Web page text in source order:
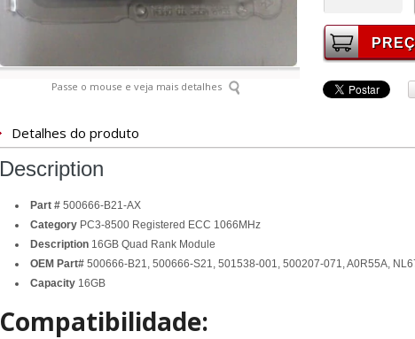
Passe o mouse e veja mais detalhes
Detalhes do produto
Description
Part # 500666-B21-AX
Category PC3-8500 Registered ECC 1066MHz
Description 16GB Quad Rank Module
OEM Part# 500666-B21, 500666-S21, 501538-001, 500207-071, A0R55A,
Capacity 16GB
Compatibilidade: